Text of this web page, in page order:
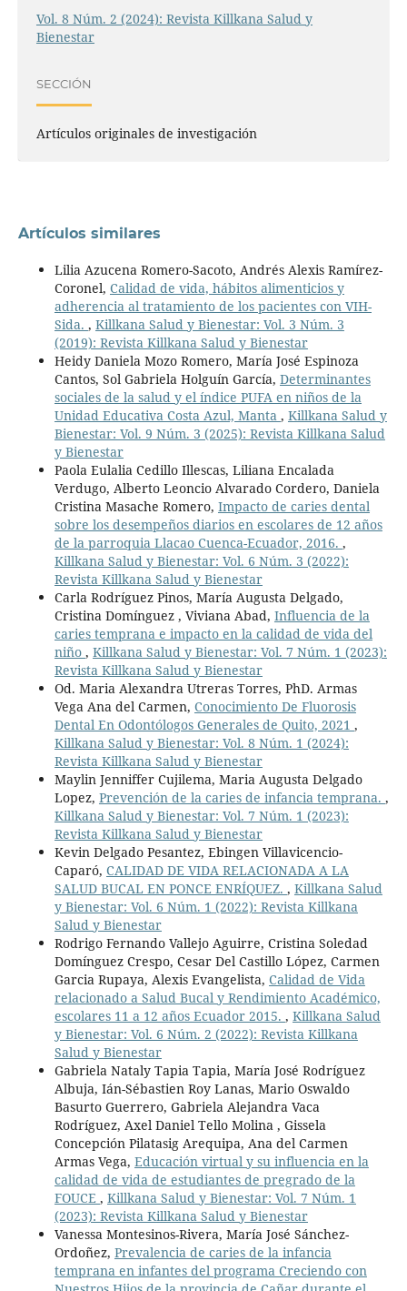
Vol. 8 Núm. 2 (2024): Revista Killkana Salud y
Bienestar
SECCIÓN
Artículos originales de investigación
Artículos similares
Lilia Azucena Romero-Sacoto, Andrés Alexis Ramírez-
Coronel, Calidad de vida, hábitos alimenticios y
adherencia al tratamiento de los pacientes con VIH-
Sida. , Killkana Salud y Bienestar: Vol. 3 Núm. 3
(2019): Revista Killkana Salud y Bienestar
Heidy Daniela Mozo Romero, María José Espinoza
Cantos, Sol Gabriela Holguín García, Determinantes
sociales de la salud y el índice PUFA en niños de la
Unidad Educativa Costa Azul, Manta , Killkana Salud y
Bienestar: Vol. 9 Núm. 3 (2025): Revista Killkana Salud
y Bienestar
Paola Eulalia Cedillo Illescas, Liliana Encalada
Verdugo, Alberto Leoncio Alvarado Cordero, Daniela
Cristina Masache Romero, Impacto de caries dental
sobre los desempeños diarios en escolares de 12 años
de la parroquia Llacao Cuenca-Ecuador, 2016. ,
Killkana Salud y Bienestar: Vol. 6 Núm. 3 (2022):
Revista Killkana Salud y Bienestar
Carla Rodríguez Pinos, María Augusta Delgado,
Cristina Domínguez , Viviana Abad, Influencia de la
caries temprana e impacto en la calidad de vida del
niño , Killkana Salud y Bienestar: Vol. 7 Núm. 1 (2023):
Revista Killkana Salud y Bienestar
Od. Maria Alexandra Utreras Torres, PhD. Armas
Vega Ana del Carmen, Conocimiento De Fluorosis
Dental En Odontólogos Generales de Quito, 2021 ,
Killkana Salud y Bienestar: Vol. 8 Núm. 1 (2024):
Revista Killkana Salud y Bienestar
Maylin Jenniffer Cujilema, Maria Augusta Delgado
Lopez, Prevención de la caries de infancia temprana. ,
Killkana Salud y Bienestar: Vol. 7 Núm. 1 (2023):
Revista Killkana Salud y Bienestar
Kevin Delgado Pesantez, Ebingen Villavicencio-
Caparó, CALIDAD DE VIDA RELACIONADA A LA
SALUD BUCAL EN PONCE ENRÍQUEZ. , Killkana Salud
y Bienestar: Vol. 6 Núm. 1 (2022): Revista Killkana
Salud y Bienestar
Rodrigo Fernando Vallejo Aguirre, Cristina Soledad
Domínguez Crespo, Cesar Del Castillo López, Carmen
Garcia Rupaya, Alexis Evangelista, Calidad de Vida
relacionado a Salud Bucal y Rendimiento Académico,
escolares 11 a 12 años Ecuador 2015. , Killkana Salud
y Bienestar: Vol. 6 Núm. 2 (2022): Revista Killkana
Salud y Bienestar
Gabriela Nataly Tapia Tapia, María José Rodríguez
Albuja, Ián-Sébastien Roy Lanas, Mario Oswaldo
Basurto Guerrero, Gabriela Alejandra Vaca
Rodríguez, Axel Daniel Tello Molina , Gissela
Concepción Pilatasig Arequipa, Ana del Carmen
Armas Vega, Educación virtual y su influencia en la
calidad de vida de estudiantes de pregrado de la
FOUCE , Killkana Salud y Bienestar: Vol. 7 Núm. 1
(2023): Revista Killkana Salud y Bienestar
Vanessa Montesinos-Rivera, María José Sánchez-
Ordoñez, Prevalencia de caries de la infancia
temprana en infantes del programa Creciendo con